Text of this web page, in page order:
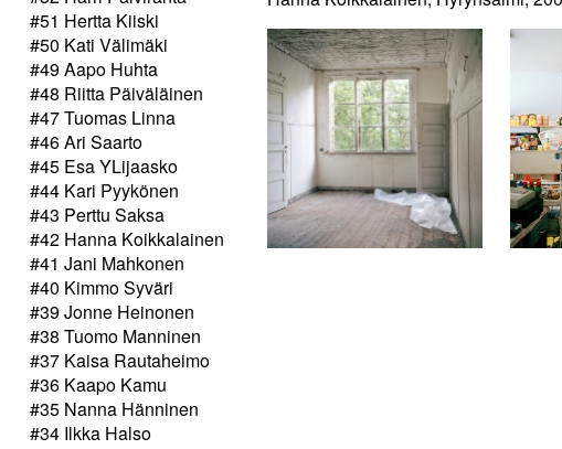
#51 Hertta Kiiski
#50 Kati Välimäki
#49 Aapo Huhta
#48 Riitta Päiväläinen
#47 Tuomas Linna
#46 Ari Saarto
#45 Esa YLijaasko
#44 Kari Pyykönen
#43 Perttu Saksa
#42 Hanna Koikkalainen
#41 Jani Mahkonen
#40 Kimmo Syväri
#39 Jonne Heinonen
#38 Tuomo Manninen
#37 Kaisa Rautaheimo
#36 Kaapo Kamu
#35 Nanna Hänninen
#34 Ilkka Halso